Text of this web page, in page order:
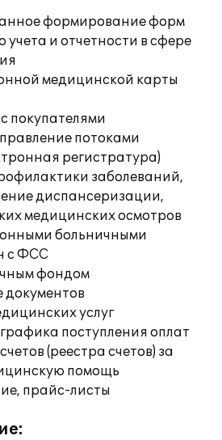
формирование форм
учета и отчетности в сфере
медицинской карты
покупателями
потоками
регистратура)
заболеваний,
диспансеризации,
медицинских осмотров
больничными
с ФСС
фондом
документов
услуг
поступления оплат
(реестра счетов) за
помощь
прайс-листы